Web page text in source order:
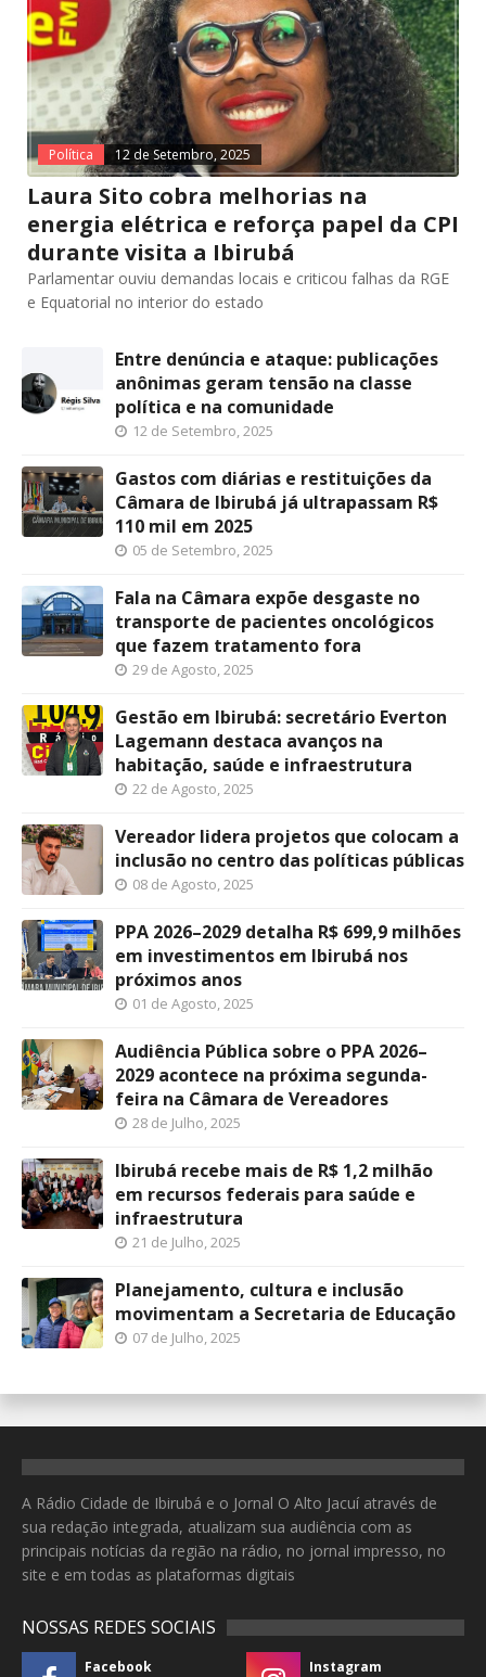
Política 12 de Setembro, 2025
Laura Sito cobra melhorias na
energia elétrica e reforça papel da CPI
durante visita a Ibirubá
Parlamentar ouviu demandas locais e criticou falhas da RGE
e Equatorial no interior do estado
Entre denúncia e ataque: publicações
anônimas geram tensão na classe
política e na comunidade
12 de Setembro, 2025
Gastos com diárias e restituições da
Câmara de Ibirubá já ultrapassam R$
110 mil em 2025
05 de Setembro, 2025
Fala na Câmara expõe desgaste no
transporte de pacientes oncológicos
que fazem tratamento fora
29 de Agosto, 2025
Gestão em Ibirubá: secretário Everton
Lagemann destaca avanços na
habitação, saúde e infraestrutura
22 de Agosto, 2025
Vereador lidera projetos que colocam a
inclusão no centro das políticas públicas
08 de Agosto, 2025
PPA 2026–2029 detalha R$ 699,9 milhões
em investimentos em Ibirubá nos
próximos anos
01 de Agosto, 2025
Audiência Pública sobre o PPA 2026–
2029 acontece na próxima segunda-
feira na Câmara de Vereadores
28 de Julho, 2025
Ibirubá recebe mais de R$ 1,2 milhão
em recursos federais para saúde e
infraestrutura
21 de Julho, 2025
Planejamento, cultura e inclusão
movimentam a Secretaria de Educação
07 de Julho, 2025
A Rádio Cidade de Ibirubá e o Jornal O Alto Jacuí através de
sua redação integrada, atualizam sua audiência com as
principais notícias da região na rádio, no jornal impresso, no
site e em todas as plataformas digitais
NOSSAS REDES SOCIAIS
Facebook Instagram